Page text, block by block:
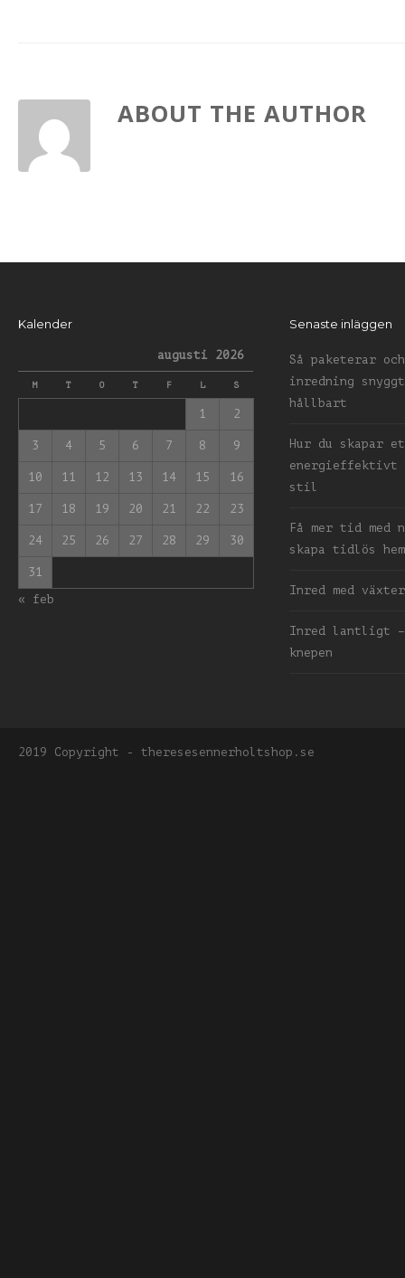
ABOUT THE AUTHOR
Kalender
augusti 2026
M T O T F L S
1 2
3 4 5 6 7 8 9
10 11 12 13 14 15 16
17 18 19 20 21 22 23
24 25 26 27 28 29 30
31
« feb
Senaste inläggen
Så paketerar
inredning
hållbart
Hur du skapar
energieffektivt
stil
Få mer tid med
skapa tidlös
Inred med växter
Inred lantligt
knepen
2019 Copyright - theresesennerholtshop.se